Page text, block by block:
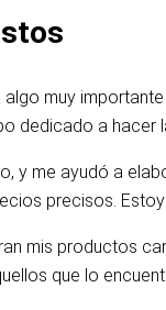
muy
dedicado a hacer
y me ayudó a
precisos.
mis productos
que lo